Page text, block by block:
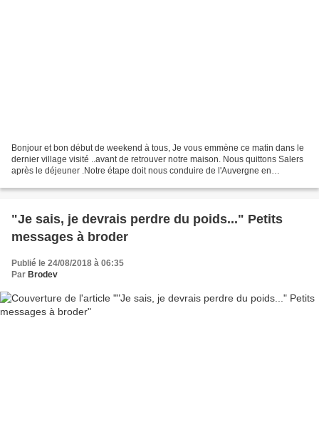
Bonjour et bon début de weekend à tous, Je vous emmène ce matin dans le
dernier village visité ..avant de retrouver notre maison. Nous quittons Salers
après le déjeuner .Notre étape doit nous conduire de l'Auvergne en
"Je sais, je devrais perdre du poids..." Petits
messages à broder
Publié le 24/08/2018 à 06:35
Par Brodev